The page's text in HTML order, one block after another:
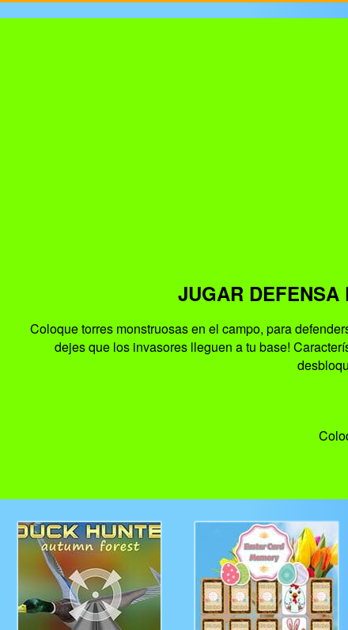
JUGAR DEFENSA
Coloque torres monstruosas en el campo, para
dejes que los invasores lleguen a tu base!